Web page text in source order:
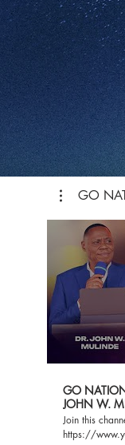
GO
GO
JOHN W.
Join this
https://